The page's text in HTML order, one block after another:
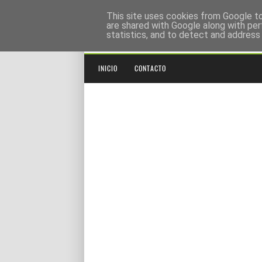
Frickr - Tecnología e
Noticias, tecnología, Internet, actualidad, apps, webs,
INICIO CONTACTO
This site uses cookies from Google
are shared with Google along with
statistics, and to detect and address